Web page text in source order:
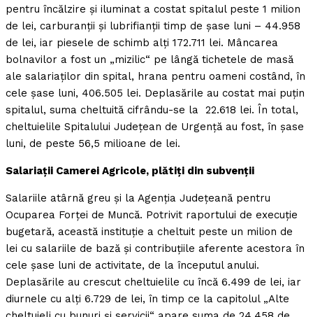
pentru încălzire şi iluminat a costat spitalul peste 1 milion
de lei, carburanţii şi lubrifianţii timp de şase luni – 44.958
de lei, iar piesele de schimb alţi 172.711 lei. Mâncarea
bolnavilor a fost un „mizilic“ pe lângă tichetele de masă
ale salariaţilor din spital, hrana pentru oameni costând, în
cele şase luni, 406.505 lei. Deplasările au costat mai puţin
spitalul, suma cheltuită cifrându-se la 22.618 lei. În total,
cheltuielile Spitalului Judeţean de Urgenţă au fost, în şase
luni, de peste 56,5 milioane de lei.
Salariaţii Camerei Agricole, plătiţi din subvenţii
Salariile atârnă greu şi la Agenţia Judeţeană pentru
Ocuparea Forţei de Muncă. Potrivit raportului de execuţie
bugetară, această instituţie a cheltuit peste un milion de
lei cu salariile de bază şi contribuţiile aferente acestora în
cele şase luni de activitate, de la începutul anului.
Deplasările au crescut cheltuielile cu încă 6.499 de lei, iar
diurnele cu alţi 6.729 de lei, în timp ce la capitolul „Alte